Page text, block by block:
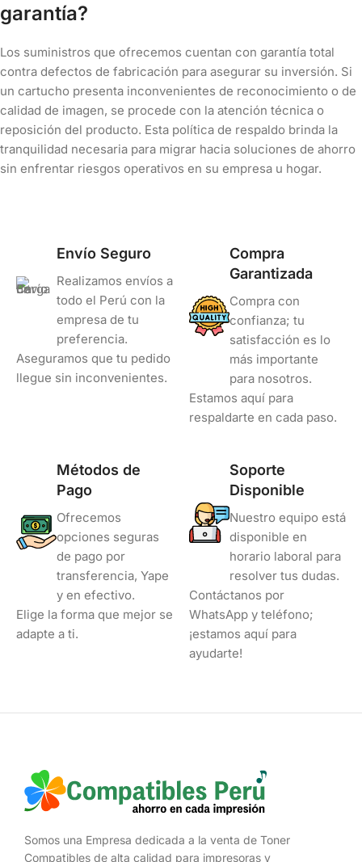
garantía?
Los suministros que ofrecemos cuentan con garantía total
contra defectos de fabricación para asegurar su inversión. Si
un cartucho presenta inconvenientes de reconocimiento o de
calidad de imagen, se procede con la atención técnica o
reposición del producto. Esta política de respaldo brinda la
tranquilidad necesaria para migrar hacia soluciones de ahorro
sin enfrentar riesgos operativos en su empresa u hogar.
Envío Seguro
Realizamos envíos a
todo el Perú con la
empresa de tu
preferencia.
Aseguramos que tu pedido
llegue sin inconvenientes.
Compra
Garantizada
Compra con
confianza; tu
satisfacción es lo
más importante
para nosotros.
Estamos aquí para
respaldarte en cada paso.
Métodos de
Pago
Ofrecemos
opciones seguras
de pago por
transferencia, Yape
y en efectivo.
Elige la forma que mejor se
adapte a ti.
Soporte
Disponible
Nuestro equipo está
disponible en
horario laboral para
resolver tus dudas.
Contáctanos por
WhatsApp y teléfono;
¡estamos aquí para
ayudarte!
Somos una Empresa dedicada a la venta de Toner
Compatibles de alta calidad para impresoras y